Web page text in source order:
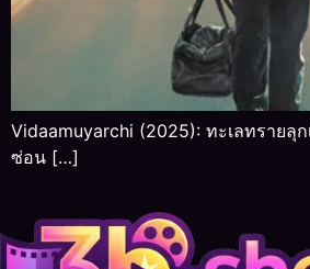
Vidaamuyarchi (2025): ทะเลทรายลุ
ซ่อน […]